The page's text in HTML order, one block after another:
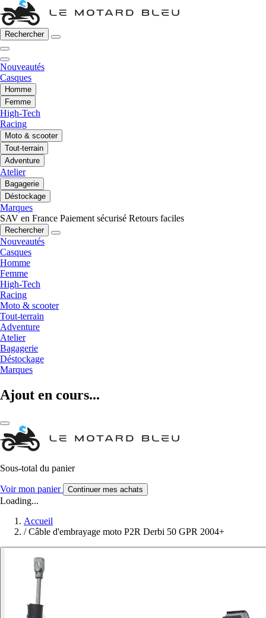
Rechercher
Nouveautés
Casques
Homme
Femme
High-Tech
Racing
Moto & scooter
Tout-terrain
Adventure
Atelier
Bagagerie
Déstockage
Marques
SAV en France Paiement sécurisé Retours faciles
Rechercher
Nouveautés
Casques
Homme
Femme
High-Tech
Racing
Moto & scooter
Tout-terrain
Adventure
Atelier
Bagagerie
Déstockage
Marques
Ajout en cours...
Sous-total du panier
Voir mon panier Continuer mes achats
Loading...
Accueil
/ Câble d'embrayage moto P2R Derbi 50 GPR 2004+